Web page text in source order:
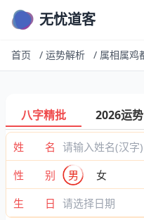
无忧道客
首页 / 运势解析 /
八字精批 2026运势
姓 名
性 别
男
女
生 日